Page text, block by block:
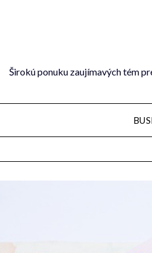
Širokú ponuku zaujímavých tém